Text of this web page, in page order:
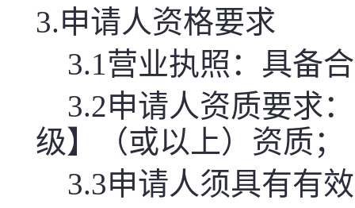
3.申请人资格要求
3.1营业执照：具备
3.2申请人资质要求
级】（或以上）资质；
3.3申请人须具有有